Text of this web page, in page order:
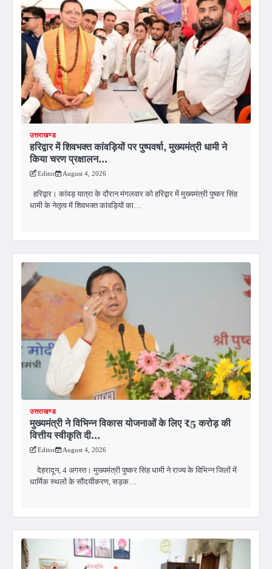
उत्तराखण्ड
हरिद्वार में शिवभक्त कांवड़ियों पर पुष्पवर्षा, मुख्यमंत्री धामी ने
किया चरण प्रक्षालन…
Editor August 4, 2026
हरिद्वार। कांवड़ यात्रा के दौरान मंगलवार को हरिद्वार में मुख्यमंत्री पुष्कर सिंह
धामी के नेतृत्व में शिवभक्त कांवड़ियों का…
उत्तराखण्ड
मुख्यमंत्री ने विभिन्न विकास योजनाओं के लिए ₹5 करोड़ की
वित्तीय स्वीकृति दी…
Editor August 4, 2026
देहरादून, 4 अगस्त। मुख्यमंत्री पुष्कर सिंह धामी ने राज्य के विभिन्न जिलों में
धार्मिक स्थलों के सौंदर्यीकरण, सड़क…